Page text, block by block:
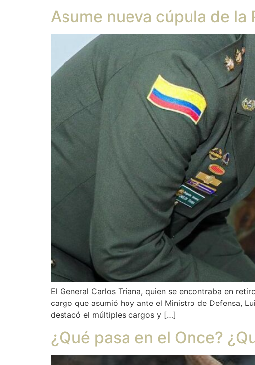
Asume nueva cúpula de la
El General Carlos Triana, quien se encontraba en
cargo que asumió hoy ante el Ministro de Defensa,
destacó el múltiples cargos y […]
¿Qué pasa en el Once?